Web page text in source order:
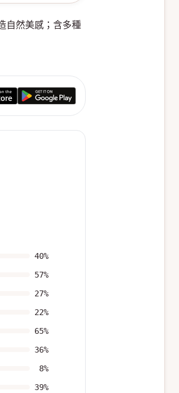
自然美感；含多種
40%
57%
27%
22%
65%
36%
8%
39%